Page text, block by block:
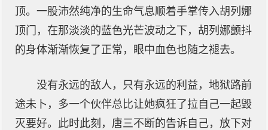
顶。一股沛然纯净的生命气息顺着手掌传入胡列娜
顶门，在那淡淡的蓝色光芒波动之下，胡列娜颤抖
的身体渐渐恢复了正常，眼中血色也随之褪去。
没有永远的敌人，只有永远的利益，地狱路前
途未卜，多一个伙伴总比让她疯狂了拉自己一起毁
灭要好。此时此刻，唐三不断的告诉自己，放下对